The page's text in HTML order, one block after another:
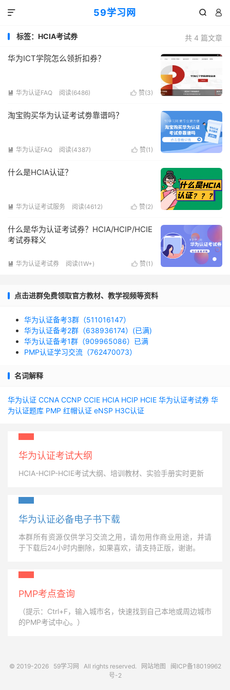
59学习网  

共 4 篇文章
标签：HCIA考试券
华为ICT学院怎么领折扣券？
 赞(3)
 华为认证FAQ 阅读(6486)
淘宝购买华为认证考试劵靠谱吗？
 赞(1 )
 华为认证FAQ 阅读(4387)
什么是HCIA认证？
 赞(2)
 华为认证考试服务 阅读(4612)
什么是华为认证考试券？HCIA/HCIP/HCIE
考试券释义
 赞(1 )
 华为认证考试券 阅读(1W+)
点击进群免费领取官方教材、教学视频等资料
华为认证备考3群（511016147）
华为认证备考2群（638936174）(已满)
华为认证备考1群（909965086）已满
PMP认证学习交流（762470073）
名词解释
华为认证 CCNA CCNP CCIE HCIA HCIP HCIE 华为认证考试券 华
为认证题库 PMP 红帽认证 eNSP H3C认证
华为认证考试大纲
HCIA-HCIP-HCIE考试大纲、培训教材、实验手册实时更新
华为认证必备电子书下载
本群所有资源仅供学习交流之用，请勿用作商业用途，并请
于下载后24小时内删除，如果喜欢，请支持正版，谢谢。
PMP考点查询
（提示：Ctrl+F，输入城市名，快速找到自己本地或周边城市
的PMP考试中心。）
© 2019-2026 59学习网 All rights reserved. 网站地图
闽ICP备18019962
号-2